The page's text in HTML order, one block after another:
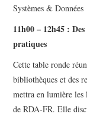
Systèmes & Données
11h00 – 12h45 :
pratiques
Cette table ronde
bibliothèques et des
mettra en lumière les
de RDA-FR. Elle